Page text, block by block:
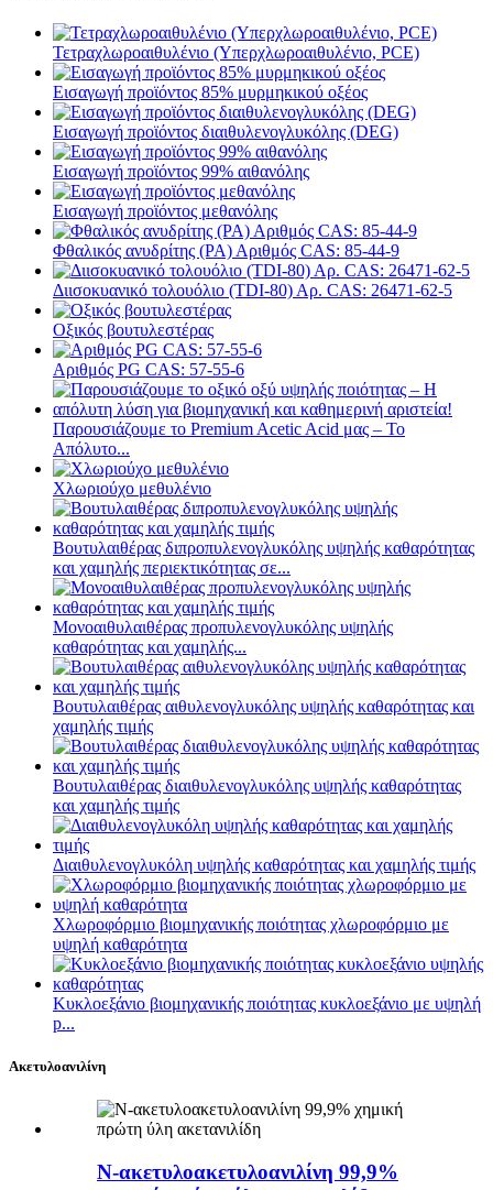
Τετραχλωροαιθυλένιο (Υπερχλωροαιθυλένιο, PCE)
Εισαγωγή προϊόντος 85% μυρμηκικού οξέος
Εισαγωγή προϊόντος διαιθυλενογλυκόλης (DEG)
Εισαγωγή προϊόντος 99% αιθανόλης
Εισαγωγή προϊόντος μεθανόλης
Φθαλικός ανυδρίτης (PA) Αριθμός CAS: 85-44-9
Διισοκυανικό τολουόλιο (TDI-80) Αρ. CAS: 26471-62-5
Οξικός βουτυλεστέρας
Αριθμός PG CAS: 57-55-6
Παρουσιάζουμε το Premium Acetic Acid μας – Το
Απόλυτο...
Χλωριούχο μεθυλένιο
Βουτυλαιθέρας διπροπυλενογλυκόλης υψηλής καθαρότητας
και χαμηλής περιεκτικότητας σε...
Μονοαιθυλαιθέρας προπυλενογλυκόλης υψηλής
καθαρότητας και χαμηλής...
Βουτυλαιθέρας αιθυλενογλυκόλης υψηλής καθαρότητας και
χαμηλής τιμής
Βουτυλαιθέρας διαιθυλενογλυκόλης υψηλής καθαρότητας
και χαμηλής τιμής
Διαιθυλενογλυκόλη υψηλής καθαρότητας και χαμηλής τιμής
Χλωροφόρμιο βιομηχανικής ποιότητας χλωροφόρμιο με
υψηλή καθαρότητα
Κυκλοεξάνιο βιομηχανικής ποιότητας κυκλοεξάνιο με υψηλή
p...
Ακετυλοανιλίνη
Ν-ακετυλοακετυλοανιλίνη 99,9%